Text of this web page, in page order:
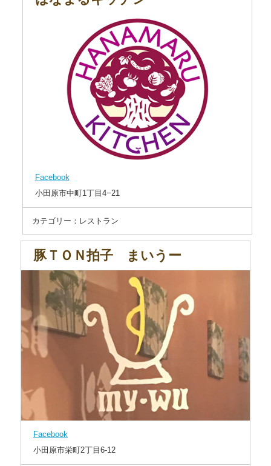
Facebook
小田原市中町1丁目4−21
カテゴリー：レストラン
豚ＴＯＮ拍子 まいうー
Facebook
小田原市栄町2丁目6-12